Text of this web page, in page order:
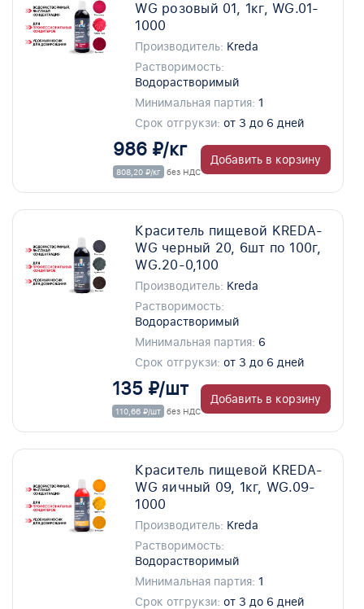
WG розовый 01, 1кг, WG.01-
1000
Производитель: Kreda
Растворимость:
Водорастворимый
Минимальная партия: 1
Срок отгрукзи: от 3 до 6 дней
986 ₽/кг
808,20 ₽/кг без НДС
Добавить в корзину
Краситель пищевой KREDA-
WG черный 20, 6шт по 100г,
WG.20-0,100
Производитель: Kreda
Растворимость:
Водорастворимый
Минимальная партия: 6
Срок отгрукзи: от 3 до 6 дней
135 ₽/шт
110,66 ₽/шт без НДС
Добавить в корзину
Краситель пищевой KREDA-
WG яичный 09, 1кг, WG.09-
1000
Производитель: Kreda
Растворимость:
Водорастворимый
Минимальная партия: 1
Срок отгрукзи: от 3 до 6 дней